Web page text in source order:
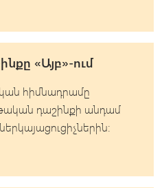
«Այբ»-ում
հիմնադրամը
դաշինքի անդամ